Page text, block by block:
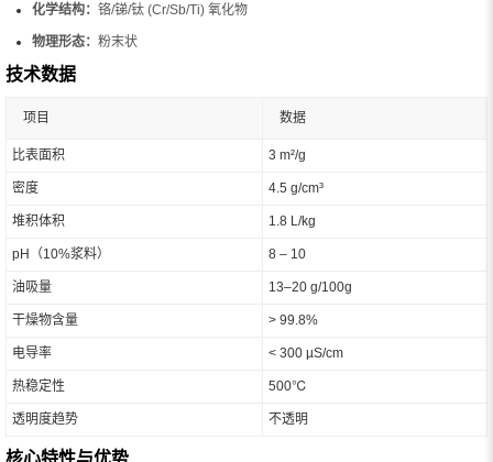
化学结构： 铬/锑/钛 (Cr/Sb/Ti) 氧化物
物理形态： 粉末状
技术数据
项目 数据
比表面积 3 m²/g
密度 4.5 g/cm³
堆积体积 1.8 L/kg
pH（10%浆料） 8 – 10
油吸量 13–20 g/100g
干燥物含量 > 99.8%
电导率 < 300 µS/cm
热稳定性 500℃
透明度趋势 不透明
核心特性与优势